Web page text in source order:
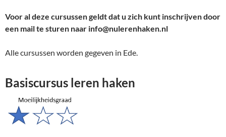
Voor al deze cursussen geldt dat u zich kunt inschrijven door
een mail te sturen naar info@nulerenhaken.nl
Alle cursussen worden gegeven in Ede.
Basiscursus leren haken